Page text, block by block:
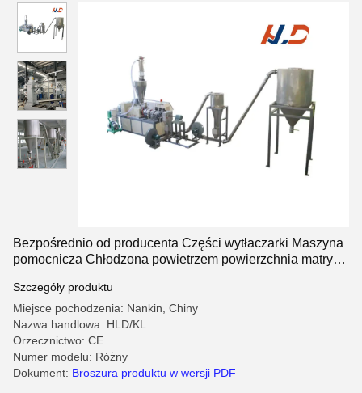
granulowania na gorąco
Bezpośrednio od producenta Części wytłaczarki Maszyna
pomocnicza Chłodzona powietrzem powierzchnia matrycy
Szczegóły produktu
Miejsce pochodzenia: Nankin, Chiny
Nazwa handlowa: HLD/KL
Orzecznictwo: CE
Numer modelu: Różny
Dokument: Broszura produktu w wersji PDF